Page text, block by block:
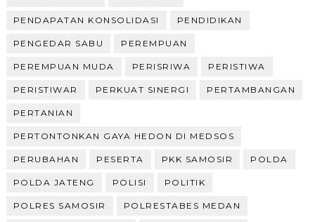
PENDAPATAN KONSOLIDASI PENDIDIKAN
PENGEDAR SABU PEREMPUAN
PEREMPUAN MUDA PERISRIWA PERISTIWA
PERISTIWAR PERKUAT SINERGI PERTAMBANGAN
PERTANIAN
PERTONTONKAN GAYA HEDON DI MEDSOS
PERUBAHAN PESERTA PKK SAMOSIR POLDA
POLDA JATENG POLISI POLITIK
POLRES SAMOSIR POLRESTABES MEDAN